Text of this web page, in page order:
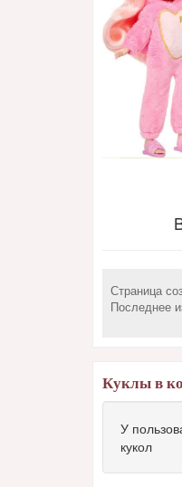
Страница
Последнее
Куклы в
У
кукол